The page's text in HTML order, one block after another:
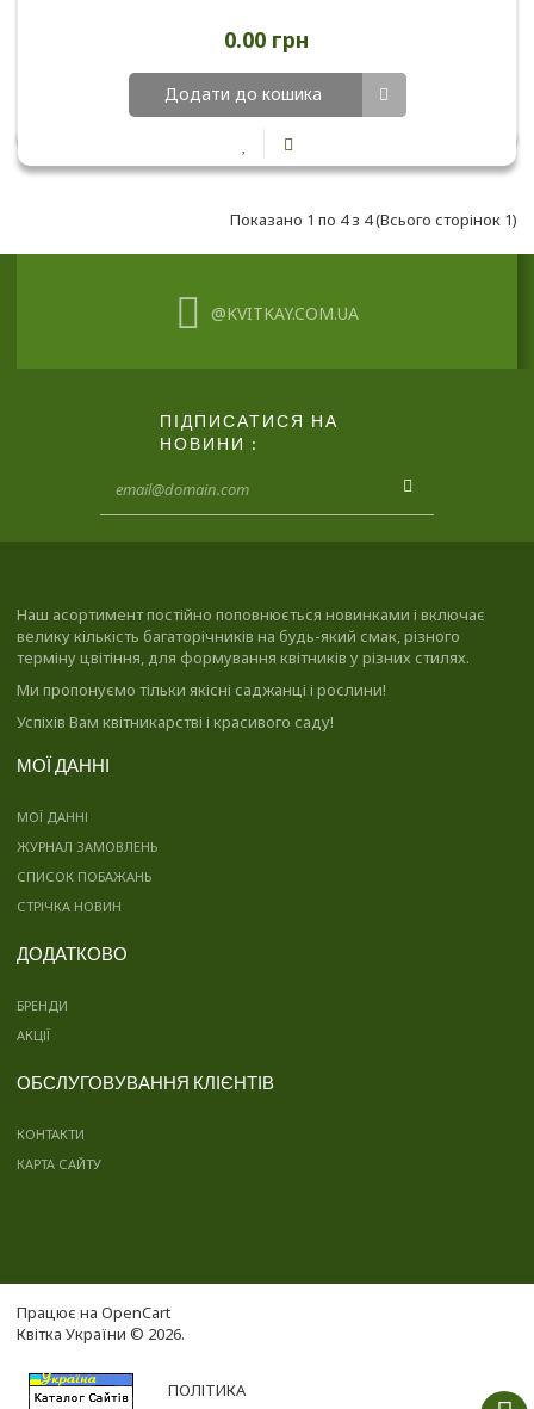
0.00 грн
Додати до кошика
Показано 1 по 4 з 4 (Всього сторінок 1)
@KVITKAY.COM.UA
ПІДПИСАТИСЯ НА
НОВИНИ :
Наш асортимент постійно поповнюється новинками і включає
велику кількість багаторічників на будь-який смак, різного
терміну цвітіння, для формування квітників у різних стилях.
Ми пропонуємо тільки якісні саджанці і рослини!
Успіхів Вам квітникарстві і красивого саду!
МОЇ ДАННІ
МОЇ ДАННІ
ЖУРНАЛ ЗАМОВЛЕНЬ
СПИСОК ПОБАЖАНЬ
СТРІЧКА НОВИН
ДОДАТКОВО
БРЕНДИ
АКЦІЇ
ОБСЛУГОВУВАННЯ КЛІЄНТІВ
КОНТАКТИ
КАРТА САЙТУ
Працює на OpenCart
Квітка України © 2026.
ПОЛІТИКА